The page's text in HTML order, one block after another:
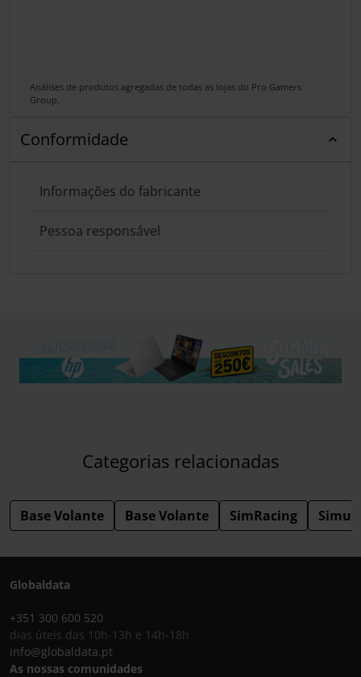
Análises de produtos agregadas de todas as lojas do Pro Gamers
Group.
Conformidade
Informações do fabricante
Pessoa responsável
Categorias relacionadas
Base Volante Base Volante SimRacing
Globaldata
+351 300 600 520
dias úteis das 10h-13h e 14h-18h
info@globaldata.pt
As nossas comunidades